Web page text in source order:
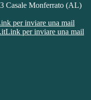
Casale Monferrato (AL)
per inviare una mail
Link per inviare una mail